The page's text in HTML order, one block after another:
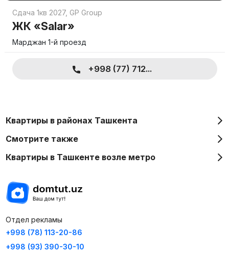
Сдача 1кв 2027, GP Group
ЖК «Salar»
Марджан 1-й проезд
+998 (77) 712...
Квартиры в районах Ташкента
Смотрите также
Квартиры в Ташкенте возле метро
Отдел рекламы
+998 (78) 113-20-86
+998 (93) 390-30-10